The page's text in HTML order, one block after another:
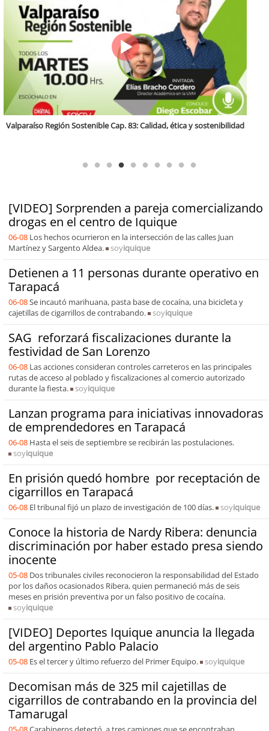
Región Sostenible Cap 60: Economía circular y desarrollo regional
[VIDEO] Sorprenden a pareja comercializando
drogas en el centro de Iquique
06-08 Los hechos ocurrieron en la intersección de las calles Juan
Martínez y Sargento Aldea.
soyiquique
Detienen a 11 personas durante operativo en
Tarapacá
06-08Se incautó marihuana, pasta base de cocaína, una bicicleta y
cajetillas de cigarrillos de contrabando.
soyiquique
SAG reforzará fiscalizaciones durante la
festividad de San Lorenzo
06-08 Las acciones consideran controles carreteros en las principales
rutas de acceso al poblado y fiscalizaciones al comercio autorizado
durante la fiesta.
soyiquique
Lanzan programa para iniciativas innovadoras
de emprendedores en Tarapacá
06-08 Hasta el seis de septiembre se recibirán las postulaciones.
soyiquique
En prisión quedó hombre por receptación de
cigarrillos en Tarapacá
06-08 El tribunal fijó un plazo de investigación de 100 días. soyiquique
Conoce la historia de Nardy Ribera: denuncia
discriminación por haber estado presa siendo
inocente
05-08 Dos tribunales civiles reconocieron la responsabilidad del Estado
por los daños ocasionados Ribera, quien permaneció más de seis
meses en prisión preventiva por un falso positivo de cocaína.
soyiquique
[VIDEO] Deportes Iquique anuncia la llegada
del argentino Pablo Palacio
05-08 Es el tercer y último refuerzo del Primer Equipo. soyiquique
Decomisan más de 325 mil cajetillas de
cigarrillos de contrabando en la provincia del
Tamarugal